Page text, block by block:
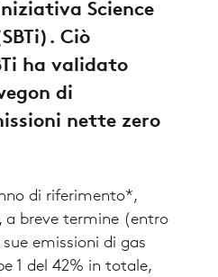
Science
Ciò
ha validato
di
nette zero
di riferimento*,
a breve termine (entro
emissioni di gas
1 del 42% in totale,